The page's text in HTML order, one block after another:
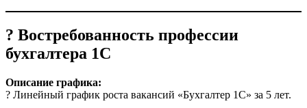
? Востребованность профессии
бухгалтера 1С
Описание графика:
? Линейный график роста вакансий «Бухгалтер 1С» за 5 лет.